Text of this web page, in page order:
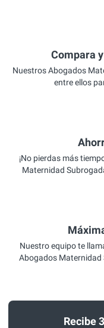
Compara
Nuestros Abogados
entre ellos
¡No pierdas más
Maternidad
Nuestro equipo te
Abogados Maternidad
Recibe